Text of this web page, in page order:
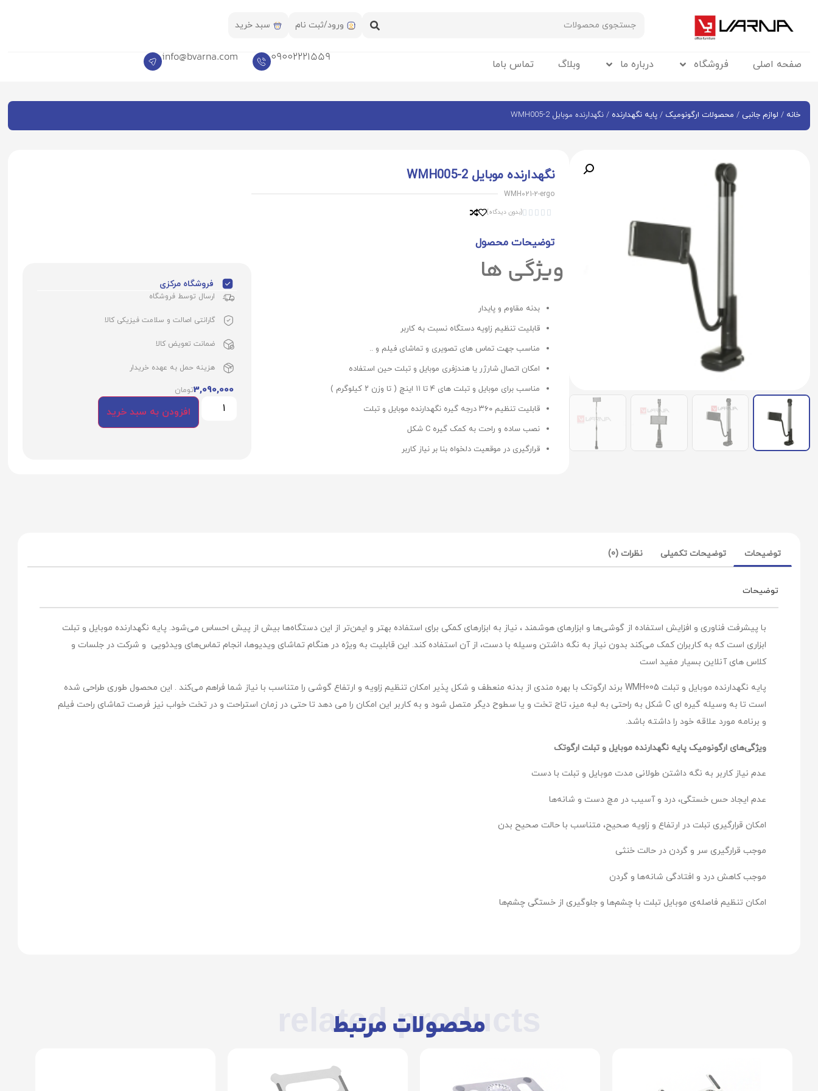
ورود/ثبت نام سبد خرید
صفحه اصلی فروشگاه درباره ما وبلاگ تماس باما 09002221559
info@bvarna.com
خانه / لوازم جانبی / محصولات ارگونومیک /پایه نگهدارنده / نگهدارنده موبایل WMH005-2
نگهدارنده موبایل WMH005-2
WMH021-2-ergo




(بدون دیدگاه)
توضیحات محصول
ویژگی ها
بدنه مقاوم و پایدار
قابلیت تنظیم زاویه دستگاه نسبت به کاربر
مناسب جهت تماس های تصویری و تماشای فیلم و ..
امکان اتصال شارژر یا هندزفری موبایل و تبلت حین استفاده
مناسب برای موبایل و تبلت های ۴ تا ۱۱ اینچ ( تا وزن ۲ کیلوگرم )
قابلیت تنظیم ۳۶۰ درجه گیره نگهدارنده موبایل و تبلت
نصب ساده و راحت به کمک گیره C شکل
قرارگیری در موقعیت دلخواه بنا بر نیاز کاربر
فروشگاه مرکزی
ارسال توسط فروشگاه
گارانتی اصالت و سلامت فیزیکی کالا
ضمانت تعویض کالا
هزینه حمل به عهده خریدار
3,090,000تومان
افزودن به سبد خرید
توضیحات توضیحات تکمیلی نظرات (0)
توضیحات
با پیشرفت فناوری و افزایش استفاده از گوشی‌ها و ابزارهای هوشمند ، نیاز به ابزارهای کمکی برای استفاده بهتر و ایمن‌تر از این دستگاه‌ها بیش از پیش احساس می‌شود. پایه نگهدارنده موبایل و تبلت
ابزاری است که به کاربران کمک می‌کند بدون نیاز به نگه داشتن وسیله با دست، از آن استفاده کند. این قابلیت به ویژه در هنگام تماشای ویدیوها، انجام تماس‌های ویدئویی و شرکت در جلسات و
کلاس های آنلاین بسیار مفید است
پایه نگهدارنده موبایل و تبلت WMH005 برند ارگوتک با بهره مندی از بدنه منعطف و شکل پذیر امکان تنظیم زاویه و ارتفاع گوشی را متناسب با نیاز شما فراهم می‌کند . این محصول طوری طراحی شده
است تا به وسیله گیره ای C شکل به راحتی به لبه میز، تاج تخت و یا سطوح دیگر متصل شود و به کاربر این امکان را می دهد تا حتی در زمان استراحت و در تخت خواب نیز فرصت تماشای راحت فیلم
و برنامه مورد علاقه خود را داشته باشد.
ویژگی‌های ارگونومیک پایه نگهدارنده موبایل و تبلت ارگوتک
عدم نیاز کاربر به نگه‌ داشتن طولانی مدت موبایل و تبلت با دست
عدم ایجاد حس خستگی، درد و آسیب در مچ دست و شانه‌ها
امکان قرارگیری تبلت در ارتفاع و زاویه صحیح، متناسب با حالت صحیح بدن
موجب قرارگیری سر و گردن در حالت خنثی
موجب کاهش درد و افتادگی شانه‌ها و گردن
امکان تنظیم فاصله‌ی موبایل تبلت با چشم‌ها و جلوگیری از خستگی چشم‌ها
related products
محصولات مرتبط